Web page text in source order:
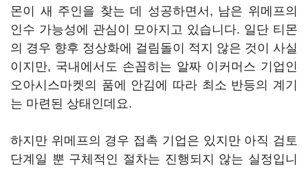
몬이 새 주인을 찾는 데 성공하면서, 남은 위메프의
인수 가능성에 관심이 모아지고 있습니다. 일단 티몬
의 경우 향후 정상화에 걸림돌이 적지 않은 것이 사실
이지만, 국내에서도 손꼽히는 알짜 이커머스 기업인
오아시스마켓의 품에 안김에 따라 최소 반등의 계기
는 마련된 상태인데요.
하지만 위메프의 경우 접촉 기업은 있지만 아직 검토
단계일 뿐 구체적인 절차는 진행되지 않는 실정입니